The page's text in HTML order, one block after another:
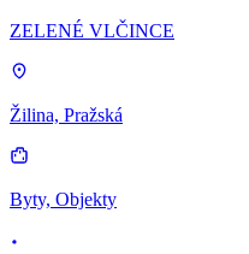
ZELENÉ VLČINCE
Žilina, Pražská
Byty, Objekty